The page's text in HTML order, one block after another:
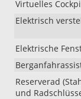
Virtuelles
Elektrisch
Elektrische
Reserverad
und